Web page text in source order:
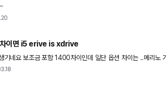
ㅡ
이면 i5 erive is xdrive
기네요 보조금 포함 1400차이인데 일단 옵션 차이는 ..메리노
.내외는 동일합니다.1400차이에 이륜에 겨울 윈터타